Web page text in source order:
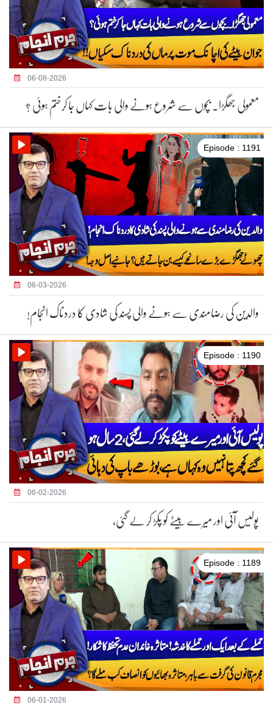
06-08-2026
معمولی جھگڑا۔ بچوں سے شروع ہونے والی بات کہاں جا کرختم ہوئی ؟
Episode : 1191
06-03-2026
والدین کی رضامندی سے ہونے والی پسند کی شادی کا دردناک انجام!
Episode : 1190
06-02-2026
پولیس آئی اور میرے بیٹے کو پکڑ کر لے گئی،
Episode : 1189
06-01-2026